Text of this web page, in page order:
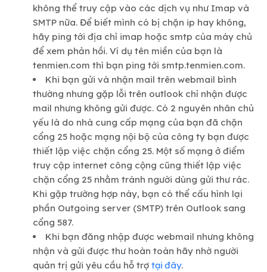
không thể truy cập vào các dịch vụ như Imap và
SMTP nữa. Để biết mình có bị chặn ip hay không,
hãy ping tới địa chỉ imap hoặc smtp của máy chủ
để xem phản hồi. Ví dụ tên miền của bạn là
tenmien.com thì bạn ping tới smtp.tenmien.com.
Khi bạn gửi và nhận mail trên webmail bình
thường nhưng gặp lỗi trên outlook chỉ nhận được
mail nhưng không gửi được. Có 2 nguyên nhân chủ
yếu là do nhà cung cấp mạng của bạn đã chặn
cổng 25 hoặc mạng nội bộ của công ty bạn được
thiết lập việc chặn cổng 25. Một số mạng ở điểm
truy cập internet công cộng cũng thiết lập việc
chặn cổng 25 nhằm tránh người dùng gửi thư rác.
Khi gặp trường hợp này, bạn có thể cấu hình lại
phần Outgoing server (SMTP) trên Outlook sang
cổng 587.
Khi bạn đăng nhập được webmail nhưng không
nhận và gửi được thư hoàn toàn hãy nhờ người
quản trị gửi yêu cầu hỗ trợ tại đây.